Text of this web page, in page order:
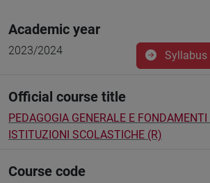
Academic year
2023/2024
Official course title
PEDAGOGIA GENERALE E
ISTITUZIONI SCOLASTICHE (R)
Course code